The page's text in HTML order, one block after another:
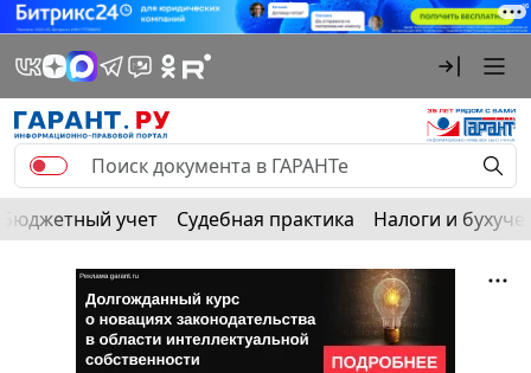
Бюджетный учет Судебная практика Налоги и